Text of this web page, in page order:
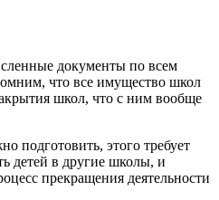
документы по всем
что все имущество школ
школ, что с ним вообще
подготовить, этого требует
детей в другие школы, и
прекращения деятельности